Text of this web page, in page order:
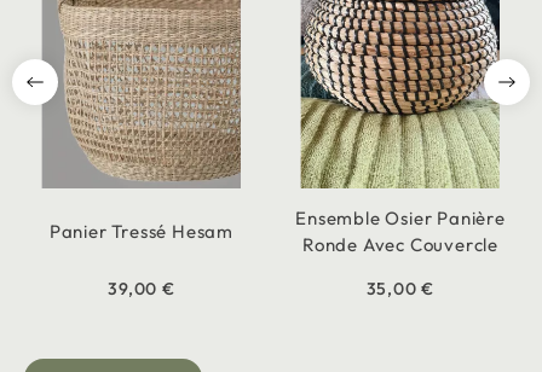
Panier Tressé Hesam
39,00 €
Ensemble Osier Panière
Ronde Avec Couvercle
35,00 €